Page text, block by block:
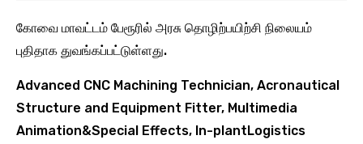
கோவை மாவட்டம் பேரூரில் அரசு தொழிற்பயிற்சி நிலையம்
புதிதாக துவங்கப்பட்டுள்ளது.
Advanced CNC Machining Technician, Acronautical
Structure and Equipment Fitter, Multimedia
Animation&Special Effects, In-plantLogistics